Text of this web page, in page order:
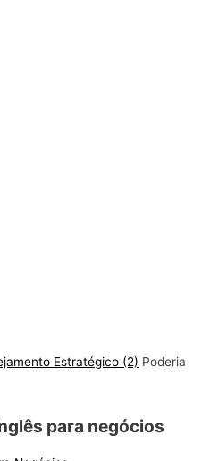
Estratégico (2) Poderia
para negócios